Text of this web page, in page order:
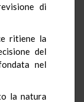
di
ritiene la
del
nel
la natura